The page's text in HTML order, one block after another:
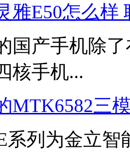
雅E50怎么样
国产手机除
核手机...
MTK6582三
系列为金立智